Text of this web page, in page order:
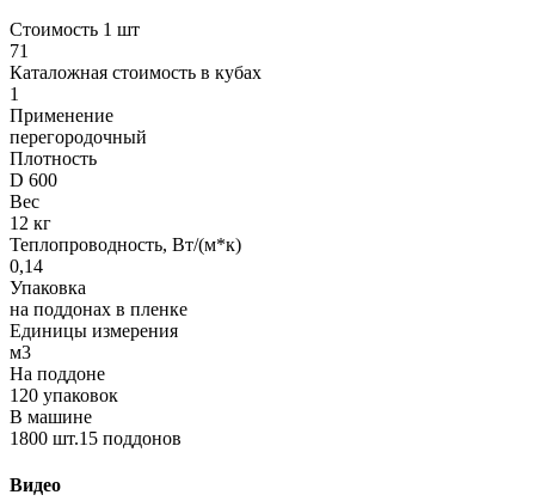
Стоимость 1 шт
71
Каталожная стоимость в кубах
1
Применение
перегородочный
Плотность
D 600
Вес
12 кг
Теплопроводность, Вт/(м*к)
0,14
Упаковка
на поддонах в пленке
Единицы измерения
м3
На поддоне
120 упаковок
В машине
1800 шт.15 поддонов
Видео